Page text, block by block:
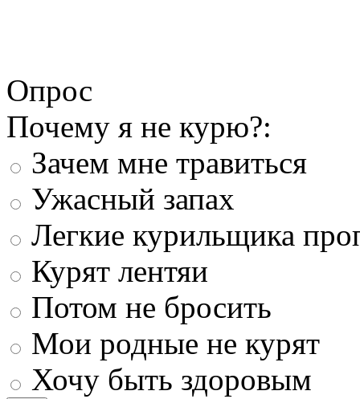
Опрос
Почему я не курю?:
Зачем мне травиться
Ужасный запах
Легкие курильщика
Курят лентяи
Потом не бросить
Мои родные не курят
Хочу быть здоровым